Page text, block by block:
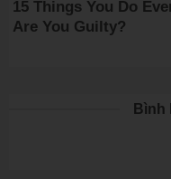
Bình